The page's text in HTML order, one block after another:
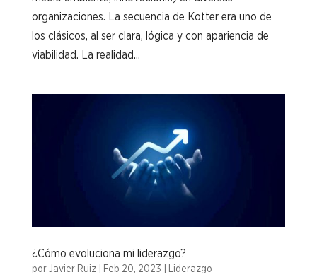
organizaciones. La secuencia de Kotter era uno de
los clásicos, al ser clara, lógica y con apariencia de
viabilidad. La realidad...
¿Cómo evoluciona mi liderazgo?
porJavier Ruiz| Feb 20, 2023 Liderazgo